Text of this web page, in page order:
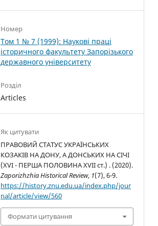
Номер
Том 1 № 7 (1999): Наукові праці
історичного факультету Запорізького
державного університету
Розділ
Articles
Як цитувати
ПРАВОВИЙ СТАТУС УКРАЇНСЬКИХ
КОЗАКІВ НА ДОНУ, А ДОНСЬКИХ НА СІЧІ
(XVI - ПЕРША ПОЛОВИНА XVII ст.) . (2020).
Zaporizhzhia Historical Review, 1(7), 6-9.
https://history.znu.edu.ua/index.php/jour
nal/article/view/560
Формати цитування